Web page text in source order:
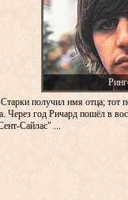
получил имя отца; тот
Через год Ричард пошёл в
Сайлас" ...